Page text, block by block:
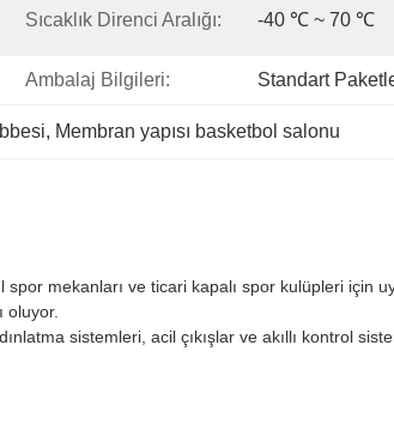
Sıcaklık Direnci Aralığı: -40 ℃ ~ 70 ℃
Ambalaj Bilgileri: Standart
, Membran yapısı basketbol salonu
mekanları ve ticari kapalı spor kulüpleri için
oluyor.
sistemleri, acil çıkışlar ve akıllı kontrol